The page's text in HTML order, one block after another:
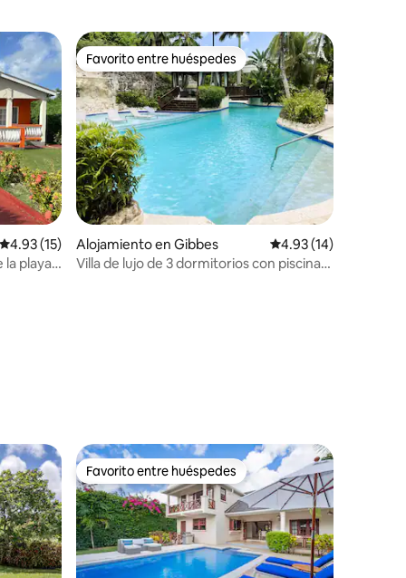
Calificación promedio: 4.93 de 5, 15 reseñas
4.93 (15)
playa y
Favorito entre huéspedes
Favorito entre huéspedes
Alojamiento en Gibbes Calificación
4.93 (14)
Villa de lujo de 3 dormitorios con piscina
Favorito entre huéspedes
Favorito entre huéspedes